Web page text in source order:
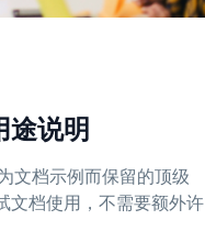
途说明
文档示例而保留的顶级
文档使用，不需要额外许